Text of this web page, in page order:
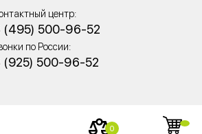
центр:
(495) 500-96-52
по России:
(925) 500-96-52
0